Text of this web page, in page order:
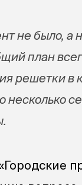
не было, а
план
решетки в
несколько